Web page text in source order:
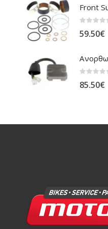
59.50€
85.50€